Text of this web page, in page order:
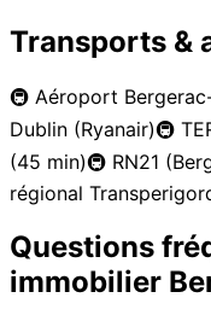
Transports &
🚇 Aéroport
Dublin (Ryanair)🚇
(45 min)🚇 RN21
régional
Questions
immobilier